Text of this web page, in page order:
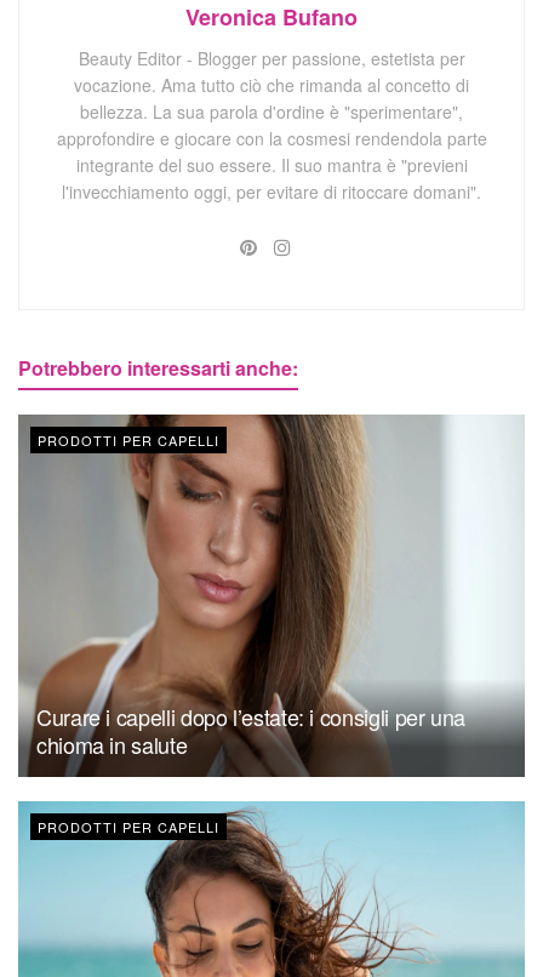
Veronica Bufano
Beauty Editor - Blogger per passione, estetista per
vocazione. Ama tutto ciò che rimanda al concetto di
bellezza. La sua parola d'ordine è "sperimentare",
approfondire e giocare con la cosmesi rendendola parte
integrante del suo essere. Il suo mantra è "previeni
l'invecchiamento oggi, per evitare di ritoccare domani".
Potrebbero interessarti anche:
PRODOTTI PER CAPELLI
Curare i capelli dopo l’estate: i consigli per una
chioma in salute
PRODOTTI PER CAPELLI